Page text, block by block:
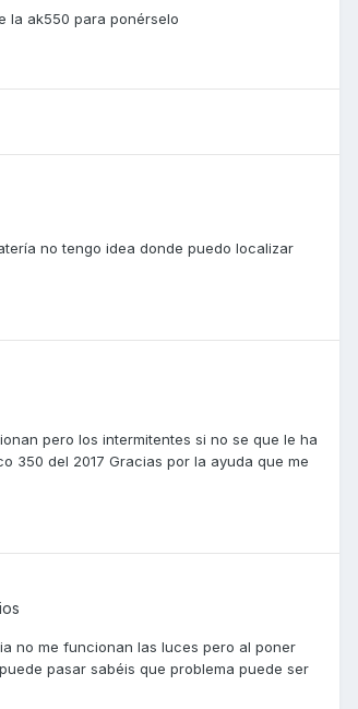
la ak550 para ponérselo
no tengo idea donde puedo localizar
pero los intermitentes si no se que le ha
350 del 2017 Gracias por la ayuda que me
no me funcionan las luces pero al poner
pasar sabéis que problema puede ser